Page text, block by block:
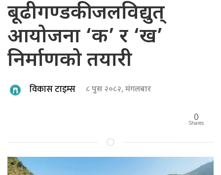
बूढीगण्डकी जलविद्युत्
आयोजना ‘क’ र ‘ख’
निर्माणको तयारी
विकास टाइम्स ८ पुस २०८२, मंगलबार
0
Shares